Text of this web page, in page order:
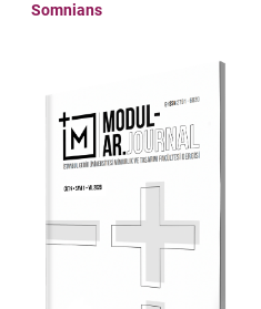
Somnians